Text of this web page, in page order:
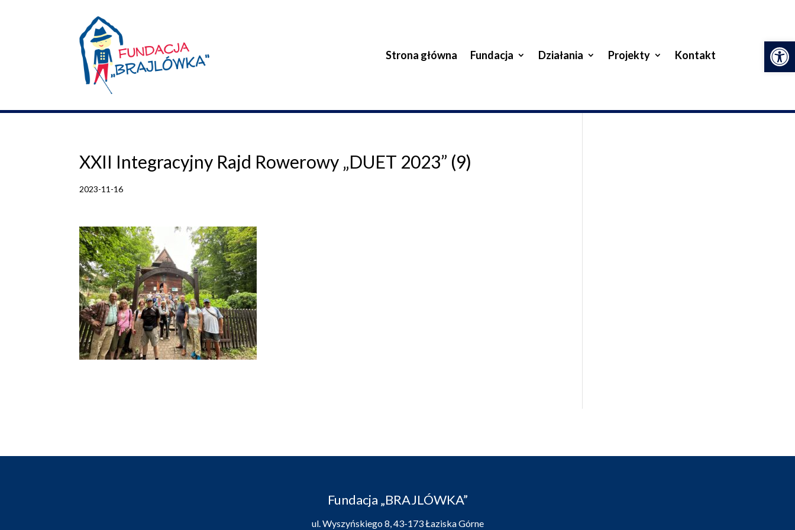
Strona główna Fundacja Działania Projekty Kontakt
XXII Integracyjny Rajd Rowerowy „DUET 2023” (9)
2023-11-16
Fundacja „BRAJLÓWKA”
ul. Wyszyńskiego 8, 43-173 Łaziska Górne